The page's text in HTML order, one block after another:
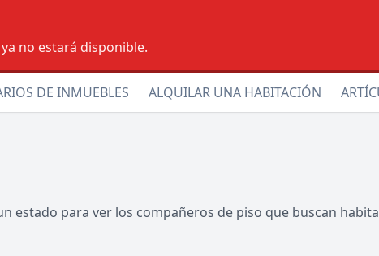
no estará disponible.
DE INMUEBLES ALQUILAR UNA HABITACIÓN
estado para ver los compañeros de piso que buscan